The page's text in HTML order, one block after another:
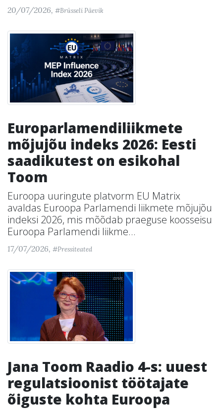
20/07/2026, #Brüsseli Päevik
Europarlamendiliikmete
mõjujõu indeks 2026: Eesti
saadikutest on esikohal
Toom
Euroopa uuringute platvorm EU Matrix
avaldas Euroopa Parlamendi liikmete mõjujõu
indeksi 2026, mis mõõdab praeguse koosseisu
Euroopa Parlamendi liikme...
17/07/2026, #Pressiteated
Jana Toom Raadio 4-s: uuest
regulatsioonist töötajate
õiguste kohta Euroopa